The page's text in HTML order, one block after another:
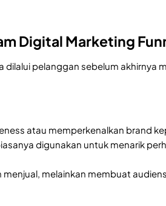
Digital Marketing
dilalui pelanggan sebelum akhirnya
atau memperkenalkan brand
digunakan untuk menarik
melainkan membuat